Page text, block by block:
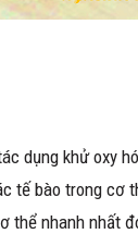
dụng khử oxy
tế bào trong cơ
thể nhanh nhất